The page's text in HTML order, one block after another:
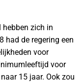
hebben zich in
had de regering een
voor
voor
15 jaar. Ook zou